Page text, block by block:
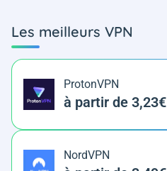
Les meilleurs VPN
ProtonVPN
à partir de 3,23€
NordVPN